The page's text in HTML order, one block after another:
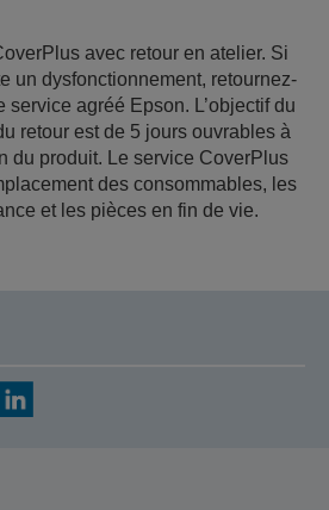
avec retour en atelier. Si
un dysfonctionnement, retournez-
service agréé Epson. L’objectif du
retour est de 5 jours ouvrables à
du produit. Le service CoverPlus
des consommables, les
et les pièces en fin de vie.